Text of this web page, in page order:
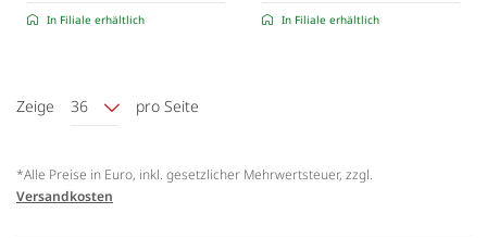
In Filiale erhältlich In Filiale erhältlich
Zeige 36 pro Seite
*Alle Preise in Euro, inkl. gesetzlicher Mehrwertsteuer, zzgl.
Versandkosten